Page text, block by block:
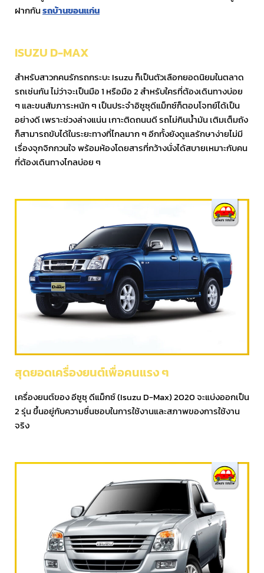
ฝากกันรถบ้านขอนแก่น
ISUZU D-MAX
สำหรับสาวกคนรักรถกระบะ Isuzu ก็เป็นตัวเลือกยอดนิยมในตลาด
รถเช่นกัน ไม่ว่าจะเป็นมือ 1 หรือมือ 2 สำหรับใครที่ต้องเดินทางบ่อย
ๆ และขนสัมภาระหนัก ๆ เป็นประจำอิซูซุดีแม็กซ์ก็ตอบโจทย์ได้เป็น
อย่างดี เพราะช่วงล่างแน่น เกาะติดถนนดี รถไม่กินน้ำมัน เติมเต็มถัง
ก็สามารถขับได้ในระยะทางที่ไกลมาก ๆ อีกทั้งยังดูแลรักษาง่ายไม่มี
เรื่องจุกจิกกวนใจ พร้อมห้องโดยสารที่กว้างนั่งได้สบายเหมาะกับคน
ที่ต้องเดินทางไกลบ่อย ๆ
สุดยอดเครื่องยนต์เพื่อคนแรง ๆ
เครื่องยนต์ของ อีซูซุ ดีแม็กซ์ (Isuzu D-Max) 2020 จะแบ่งออกเป็น
2 รุ่น ขึ้นอยู่กับความชื่นชอบในการใช้งานและสภาพของการใช้งาน
จริง